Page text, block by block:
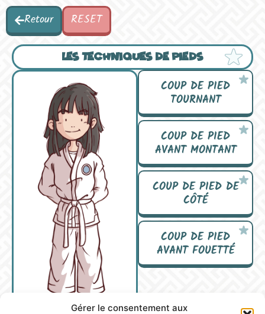
Gérer le consentement aux
Retour RESET
LES TECHNIQUES DE PIEDS
COUP DE PIED
TOURNANT
COUP DE PIED
AVANT MONTANT
COUP DE PIED DE
CÔTÉ
COUP DE PIED
AVANT FOUETTÉ